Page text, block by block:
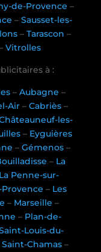
de-Provence –
–Sausset-les-
– Tarascon –
Vitrolles
à :
–Aubagne –
Air –Cabriès –
les-
– Eyguières
– Gémenos–
– La
La Penne-sur-
– Les
– Marseille –
– Plan-de-
Louis-du-
Saint-Chamas –